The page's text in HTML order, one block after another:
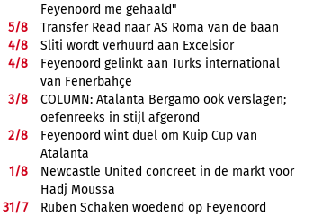
Feyenoord me gehaald"
5/8
Transfer Read naar AS Roma van de baan
4/8
Sliti wordt verhuurd aan Excelsior
4/8
Feyenoord gelinkt aan Turks international
van Fenerbahçe
3/8
COLUMN: Atalanta Bergamo ook verslagen;
oefenreeks in stijl afgerond
2/8
Feyenoord wint duel om Kuip Cup van
Atalanta
1/8
Newcastle United concreet in de markt voor
Hadj Moussa
31/7
Ruben Schaken woedend op Feyenoord